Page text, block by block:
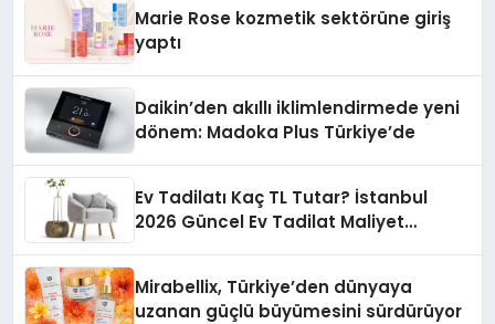
Marie Rose kozmetik sektörüne giriş
yaptı
Daikin’den akıllı iklimlendirmede yeni
dönem: Madoka Plus Türkiye’de
Ev Tadilatı Kaç TL Tutar? İstanbul
2026 Güncel Ev Tadilat Maliyet
Mirabellix, Türkiye’den dünyaya
uzanan güçlü büyümesini sürdürüyor